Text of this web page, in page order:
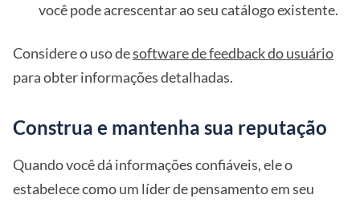
você pode acrescentar ao seu catálogo existente.
Considere o uso desoftware de feedback do usuário
para obter informações detalhadas.
Construa e mantenha sua reputação
Quando você dá informações confiáveis, ele o
estabelece como um líder de pensamento em seu